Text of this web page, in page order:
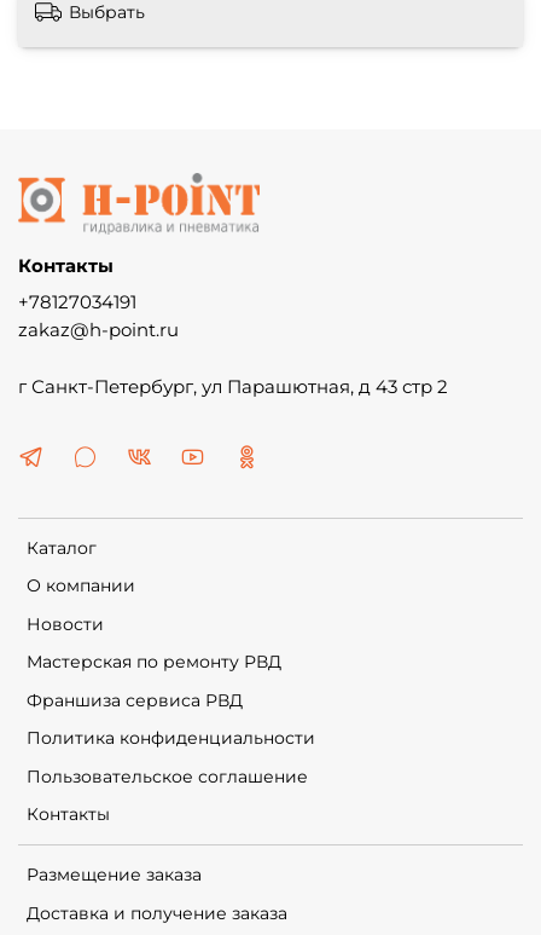
Выбрать
Каталог
О компании
Новости
Мастерская по ремонту РВД
Франшиза сервиса РВД
Политика конфиденциальности
Пользовательское соглашение
Контакты
Размещение заказа
Доставка и получение заказа
Контакты
+78127034191
zakaz@h-point.ru
г Санкт-Петербург, ул Парашютная, д 43 стр 2